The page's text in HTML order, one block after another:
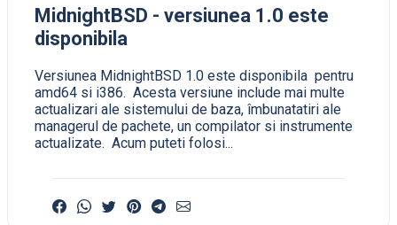
MidnightBSD - versiunea 1.0 este
disponibila
Versiunea MidnightBSD 1.0 este disponibila pentru
amd64 si i386. Acesta versiune include mai multe
actualizari ale sistemului de baza, îmbunatatiri ale
managerul de pachete, un compilator si instrumente
actualizate. Acum puteti folosi...